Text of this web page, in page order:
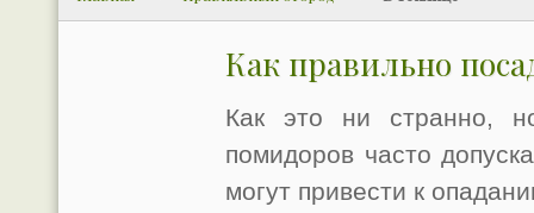
Как правильно
Как это ни странно,
помидоров часто
могут привести к